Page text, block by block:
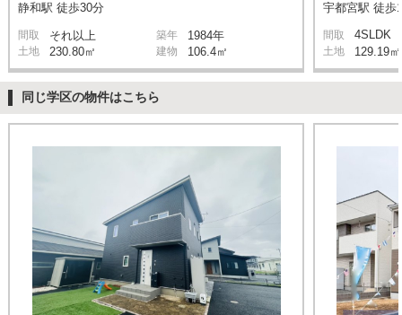
静和駅 徒歩30分
間取 それ以上 築年 1984年
土地 230.80㎡ 建物 106.4㎡
宇都宮駅 徒歩
間取 4SLDK
土地 129.19㎡
同じ学区の物件はこちら